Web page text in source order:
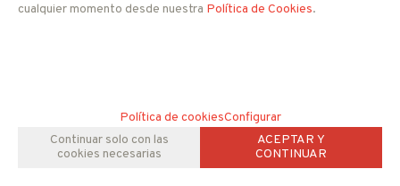
Vídeo distribuidor de 8 entradas 16 salidas
cualquier momento desde nuestra Política de Cookies.
Política de cookiesConfigurar
Continuar solo con las
cookies necesarias
ACEPTAR Y
CONTINUAR